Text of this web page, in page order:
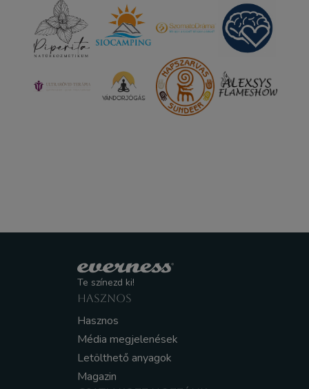
Te színezd ki!
HASZNOS
Hasznos
Média megjelenések
Letölthető anyagok
Magazin